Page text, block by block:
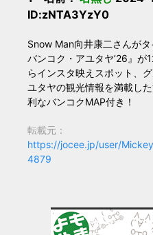
ID:zNTA3YzY0
Snow Man向井康二さんが
バンコク・アユタヤ’26』が
らインスタ映えスポット、
ユタヤの観光情報を満載し
利なバンコクMAP付き！
転載元：
https://jocee.jp/user/
4879